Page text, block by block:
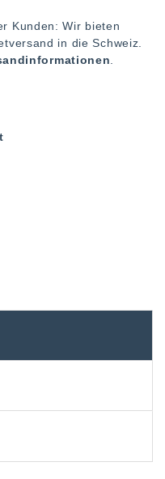
Kunden: Wir bieten
in die Schweiz.